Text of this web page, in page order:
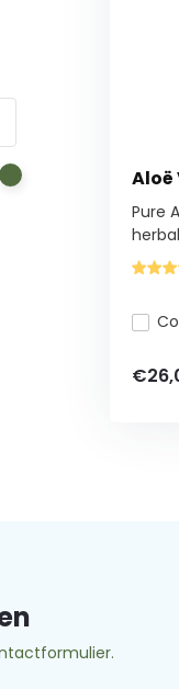
Aloë
Pure